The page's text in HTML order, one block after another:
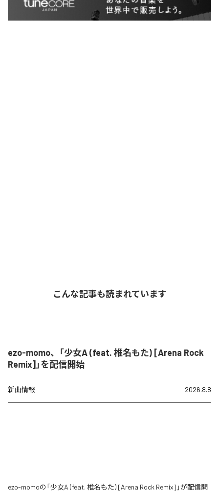
こんな記事も読まれています
ezo-momo、「少女A (feat. 椎名もた) [Arena Rock
Remix]」を配信開始
新曲情報 2026.8.8
ezo-momoの「少女A (feat. 椎名もた) [Arena Rock Remix]」が配信開